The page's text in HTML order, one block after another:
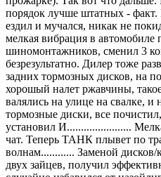
порядок лучше штатных - факт.
ездил и мучался, никак не
мелкая вибрация в автомобиле
шиномонтажников, сменил 3
безрезультатно. Дилер тоже
задних тормозных дисков, на
хорошый налет ржавчины,
валялись на улице на свалке, и
тормозные диски, все
установил И.......................
чат. Теперь ТАНК плывет по
волнам............ Заменой дисков/
двух зайцев, получил